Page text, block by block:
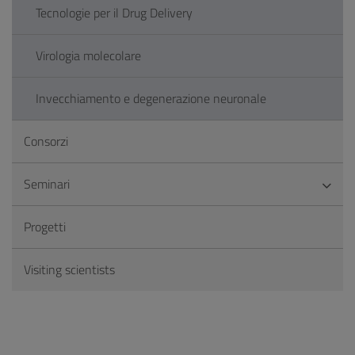
Tecnologie per il Drug Delivery
Virologia molecolare
Invecchiamento e degenerazione neuronale
Consorzi
Seminari
Progetti
Visiting scientists